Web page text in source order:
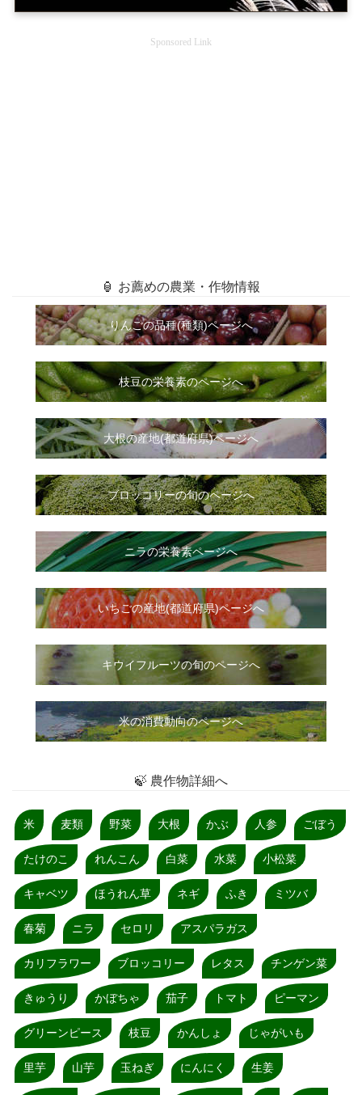
Sponsored Link
🏮 お薦めの農業・作物情報
りんごの品種(種類)ページへ
枝豆の栄養素のページへ
大根の産地(都道府県)ページへ
ブロッコリーの旬のページへ
ニラの栄養素ページへ
いちごの産地(都道府県)ページへ
キウイフルーツの旬のページへ
米の消費動向のページへ
🍃 農作物詳細へ
米 麦類 野菜 大根 かぶ 人参 ごぼう
たけのこ れんこん 白菜 水菜 小松菜
キャベツ ほうれん草 ネギ ふき ミツバ
春菊 ニラ セロリ アスパラガス
カリフラワー ブロッコリー レタス チンゲン菜
きゅうり かぼちゃ 茄子 トマト ピーマン
グリーンピース 枝豆 かんしょ じゃがいも
里芋 山芋 玉ねぎ にんにく 生姜